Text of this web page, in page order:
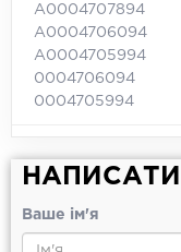
A0004707894
A0004706094
A0004705994
0004706094
0004705994
Ваше ім'я